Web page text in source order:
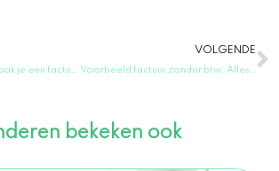
Factuur Duits: Hoe maak je een factuur in het Duits: Tips en voorbeelden
VOLGENDE
Voorbeeld factuur zonder btw: Alles wat je moet weten en handige tips
bekeken ook